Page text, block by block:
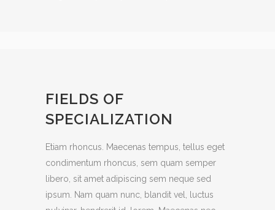
FIELDS OF
SPECIALIZATION
Etiam rhoncus. Maecenas tempus, tellus eget
condimentum rhoncus, sem quam semper
libero, sit amet adipiscing sem neque sed
ipsum. Nam quam nunc, blandit vel, luctus